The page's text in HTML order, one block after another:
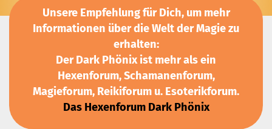
Unsere Empfehlung für Dich, um mehr
Informationen über die Welt der Magie zu
erhalten:
Der Dark Phönix ist mehr als ein
Hexenforum, Schamanenforum,
Magieforum, Reikiforum u. Esoterikforum.
Das Hexenforum Dark Phönix